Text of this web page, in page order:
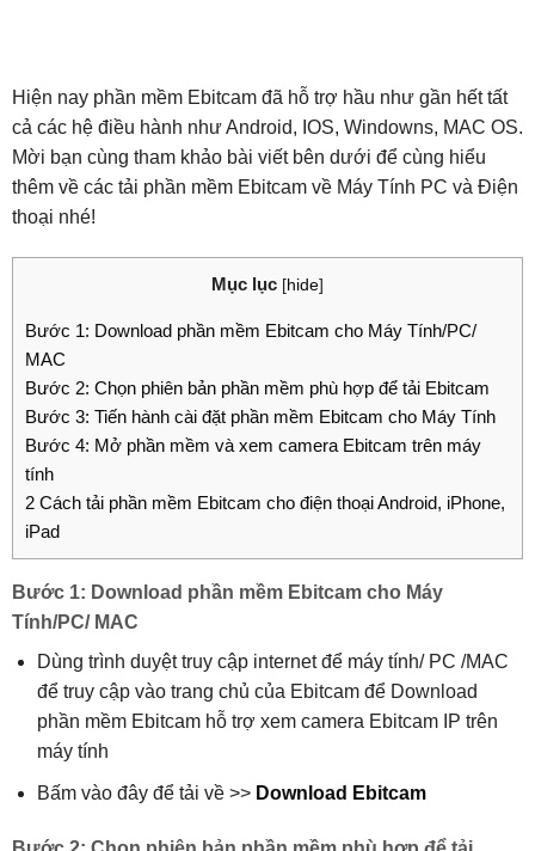
Hiện nay phần mềm Ebitcam đã hỗ trợ hầu như gần hết tất
cả các hệ điều hành như Android, IOS, Windowns, MAC OS.
Mời bạn cùng tham khảo bài viết bên dưới để cùng hiểu
thêm về các tải phần mềm Ebitcam về Máy Tính PC và Điện
thoại nhé!
Mục lục [hide]
Bước 1: Download phần mềm Ebitcam cho Máy Tính/PC/
MAC
Bước 2: Chọn phiên bản phần mềm phù hợp để tải Ebitcam
Bước 3: Tiến hành cài đặt phần mềm Ebitcam cho Máy Tính
Bước 4: Mở phần mềm và xem camera Ebitcam trên máy
tính
2 Cách tải phần mềm Ebitcam cho điện thoại Android, iPhone,
iPad
Bước 1: Download phần mềm Ebitcam cho Máy
Tính/PC/ MAC
Dùng trình duyệt truy cập internet để máy tính/ PC /MAC
để truy cập vào trang chủ của Ebitcam để Download
phần mềm Ebitcam hỗ trợ xem camera Ebitcam IP trên
máy tính
Bấm vào đây để tải về >> Download Ebitcam